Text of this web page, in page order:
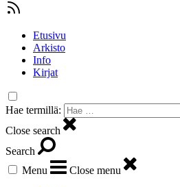
Etusivu
Arkisto
Info
Kirjat
Hae termillä:
Close search
Search
Menu
Close menu